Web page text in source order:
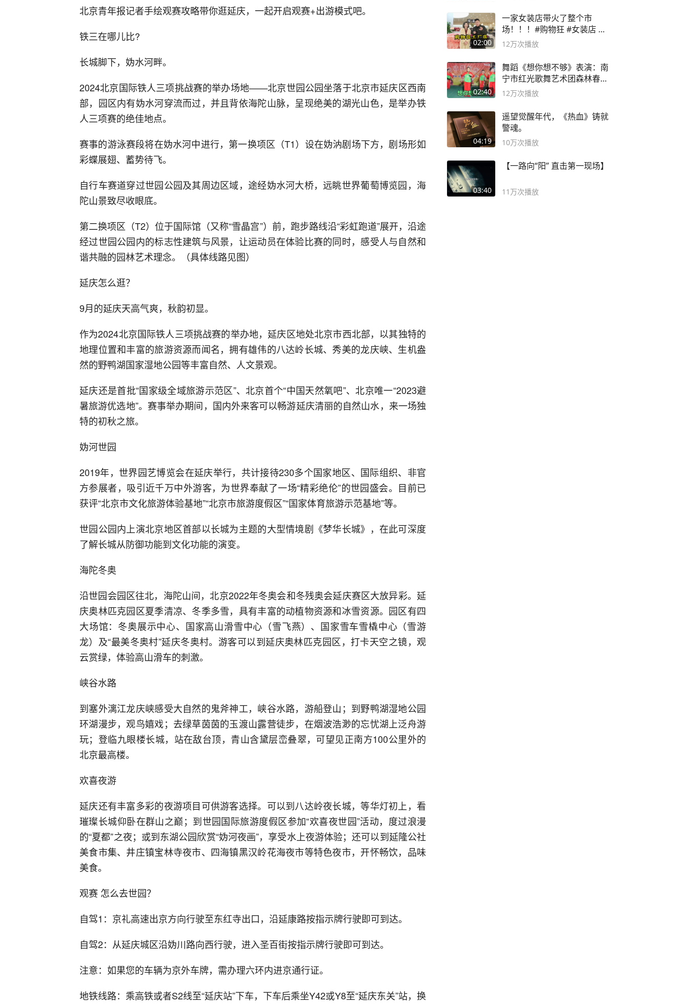
北京青年报记者手绘观赛攻略带你逛延庆，一起开启观赛+出游模式吧。
铁三在哪儿比?
长城脚下，妫水河畔。
2024北京国际铁人三项挑战赛的举办场地——北京世园公园坐落于北京市延庆区西南
部，园区内有妫水河穿流而过，并且背依海陀山脉，呈现绝美的湖光山色，是举办铁
人三项赛的绝佳地点。
赛事的游泳赛段将在妫水河中进行，第一换项区（T1）设在妫汭剧场下方，剧场形如
彩蝶展翅、蓄势待飞。
自行车赛道穿过世园公园及其周边区域，途经妫水河大桥，远眺世界葡萄博览园，海
陀山景致尽收眼底。
第二换项区（T2）位于国际馆（又称“雪晶宫”）前，跑步路线沿“彩虹跑道”展开，沿途
经过世园公园内的标志性建筑与风景，让运动员在体验比赛的同时，感受人与自然和
谐共融的园林艺术理念。（具体线路见图）
延庆怎么逛？
9月的延庆天高气爽，秋韵初显。
作为2024北京国际铁人三项挑战赛的举办地，延庆区地处北京市西北部，以其独特的
地理位置和丰富的旅游资源而闻名，拥有雄伟的八达岭长城、秀美的龙庆峡、生机盎
然的野鸭湖国家湿地公园等丰富自然、人文景观。
延庆还是首批“国家级全域旅游示范区”、北京首个“中国天然氧吧”、北京唯一“2023避
暑旅游优选地”。赛事举办期间，国内外来客可以畅游延庆清丽的自然山水，来一场独
特的初秋之旅。
妫河世园
2019年，世界园艺博览会在延庆举行，共计接待230多个国家地区、国际组织、非官
方参展者，吸引近千万中外游客，为世界奉献了一场“精彩绝伦”的世园盛会。目前已
获评“北京市文化旅游体验基地”“北京市旅游度假区”“国家体育旅游示范基地”等。
世园公园内上演北京地区首部以长城为主题的大型情境剧《梦华长城》，在此可深度
了解长城从防御功能到文化功能的演变。
海陀冬奥
沿世园会园区往北，海陀山间，北京2022年冬奥会和冬残奥会延庆赛区大放异彩。延
庆奥林匹克园区夏季清凉、冬季多雪，具有丰富的动植物资源和冰雪资源。园区有四
大场馆：冬奥展示中心、国家高山滑雪中心（雪飞燕）、国家雪车雪橇中心（雪游
龙）及“最美冬奥村”延庆冬奥村。游客可以到延庆奥林匹克园区，打卡天空之镜，观
云赏绿，体验高山滑车的刺激。
峡谷水路
到塞外漓江龙庆峡感受大自然的鬼斧神工，峡谷水路，游船登山；到野鸭湖湿地公园
环湖漫步，观鸟嬉戏；去绿草茵茵的玉渡山露营徒步，在烟波浩渺的忘忧湖上泛舟游
玩；登临九眼楼长城，站在敌台顶，青山含黛层峦叠翠，可望见正南方100公里外的
北京最高楼。
欢喜夜游
延庆还有丰富多彩的夜游项目可供游客选择。可以到八达岭夜长城，等华灯初上，看
璀璨长城仰卧在群山之巅；到世园国际旅游度假区参加“欢喜夜世园”活动，度过浪漫
的“夏都”之夜；或到东湖公园欣赏“妫河夜画”，享受水上夜游体验；还可以到延隆公社
美食市集、井庄镇宝林寺夜市、四海镇黑汉岭花海夜市等特色夜市，开怀畅饮，品味
美食。
观赛 怎么去世园？
自驾1：京礼高速出京方向行驶至东红寺出口，沿延康路按指示牌行驶即可到达。
自驾2：从延庆城区沿妫川路向西行驶，进入圣百街按指示牌行驶即可到达。
注意：如果您的车辆为京外车牌，需办理六环内进京通行证。
地铁线路：乘高铁或者S2线至“延庆站”下车，下车后乘坐Y42或Y8至“延庆东关”站，换
02:00
一家女装店带火了整个市
场！！！#购物狂 #女装店 #
高品质女装
12万次播放
02:40
舞蹈《想你想不够》表演：南
宁市红光歌舞艺术团森林春红
舞蹈队。
12万次播放
04:19
遥望觉醒年代，《热血》铸就
警魂。
10万次播放
03:40
【一路向“阳” 直击第一现场】
11万次播放